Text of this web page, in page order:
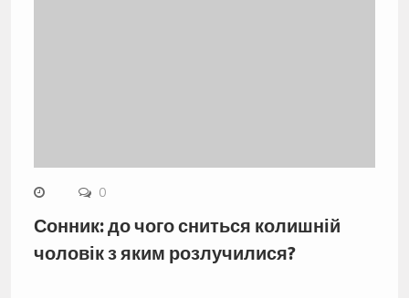
0
Сонник: до чого сниться колишній
чоловік з яким розлучилися?